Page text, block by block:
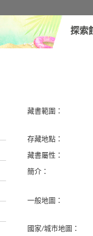
探索
藏書範圍：
存藏地點：
藏書屬性：
簡介：
一般地圖：
國家/城市地圖：